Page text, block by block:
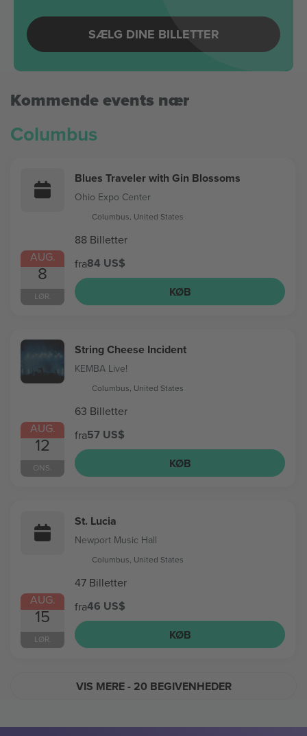
SÆLG DINE BILLETTER
Kommende events nær
Columbus
AUG.
8
LØR.
Blues Traveler with Gin Blossoms
Ohio Expo Center
Columbus, United States
88 Billetter
fra84 US$
KØB
AUG.
12
ONS.
String Cheese Incident
KEMBA Live!
Columbus, United States
63 Billetter
fra57 US$
KØB
AUG.
15
LØR.
St. Lucia
Newport Music Hall
Columbus, United States
47 Billetter
fra46 US$
KØB
VIS MERE- 20 BEGIVENHEDER